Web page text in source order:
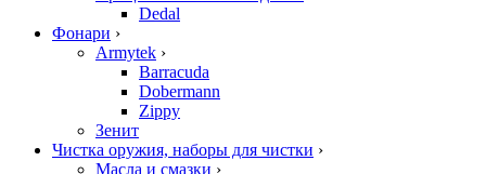
Dedal
Фонари ›
Armytek ›
Barracuda
Dobermann
Zippy
Зенит
Чистка оружия, наборы для чистки ›
Масла и смазки ›